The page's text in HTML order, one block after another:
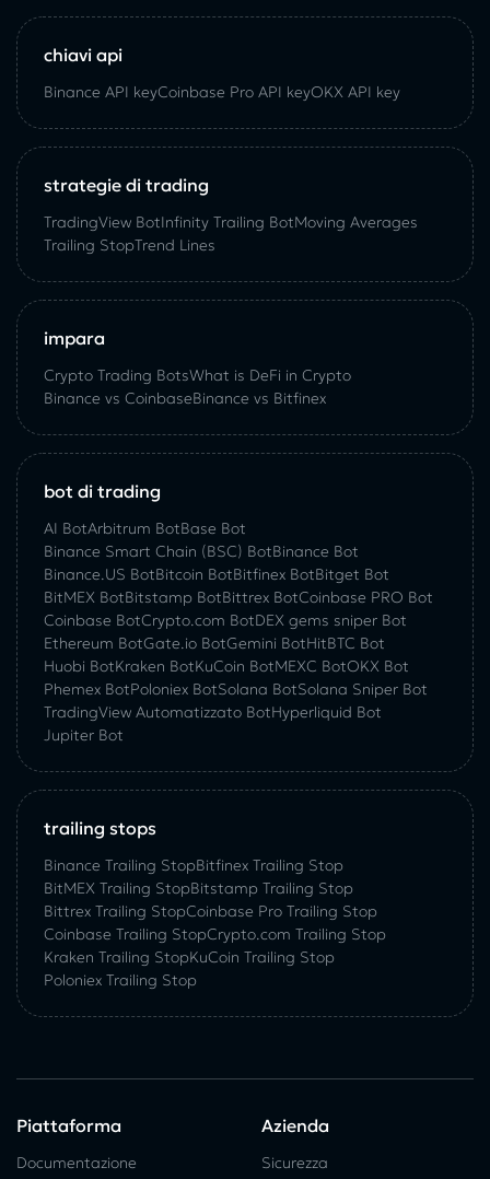
chiavi api
Binance API keyCoinbase Pro API keyOKX API key
strategie di trading
TradingView BotInfinity Trailing BotMoving Averages
Trailing StopTrend Lines
impara
Crypto Trading BotsWhat is DeFi in Crypto
Binance vs CoinbaseBinance vs Bitfinex
bot di trading
AI BotArbitrum BotBase Bot
Binance Smart Chain (BSC) BotBinance Bot
Binance.US BotBitcoin BotBitfinex BotBitget Bot
BitMEX BotBitstamp BotBittrex BotCoinbase PRO Bot
Coinbase BotCrypto.com BotDEX gems sniper Bot
Ethereum BotGate.io BotGemini BotHitBTC Bot
Huobi BotKraken BotKuCoin BotMEXC BotOKX Bot
Phemex BotPoloniex BotSolana BotSolana Sniper Bot
TradingView Automatizzato BotHyperliquid Bot
Jupiter Bot
trailing stops
Binance Trailing StopBitfinex Trailing Stop
BitMEX Trailing StopBitstamp Trailing Stop
Bittrex Trailing StopCoinbase Pro Trailing Stop
Coinbase Trailing StopCrypto.com Trailing Stop
Kraken Trailing StopKuСoin Trailing Stop
Poloniex Trailing Stop
Piattaforma
Documentazione
Azienda
Sicurezza